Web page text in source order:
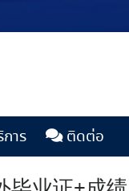
าร ติดต่อ